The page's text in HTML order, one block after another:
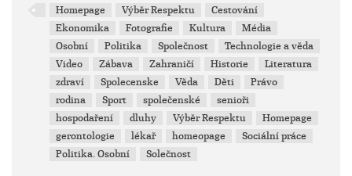
Homepage Výběr Respektu
Cestování
Ekonomika
Fotografie Kultura
Média
Osobní
Politika Společnost
Technologie a věda
Video
Zábava Zahraničí Historie
Literatura
zdraví
Spolecenske Věda Děti
Právo
rodina
Sport společenské
senioři
hospodaření
dluhy Výběr Respektu
Homepage
gerontologie
lékař homeopage
Sociální práce
Politika. Osobní
Solečnost